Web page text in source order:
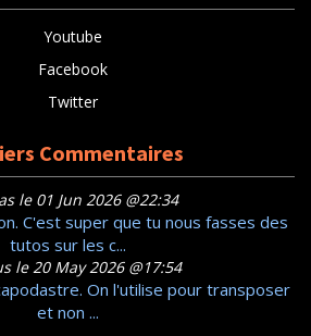
Youtube
Facebook
Twitter
Commentaires
le 01 Jun 2026 @22:34
C'est super que tu nous fasses des
tutos sur les c...
le 20 May 2026 @17:54
On l'utilise pour transposer
et non ...